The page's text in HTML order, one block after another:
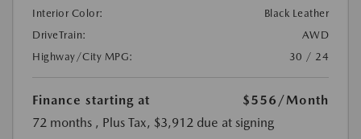
Interior Color:
Black Leather
DriveTrain:
AWD
Highway/City MPG:
30 / 24
Finance starting at $556 /Month
72 months , Plus Tax, $3,912 due at signing